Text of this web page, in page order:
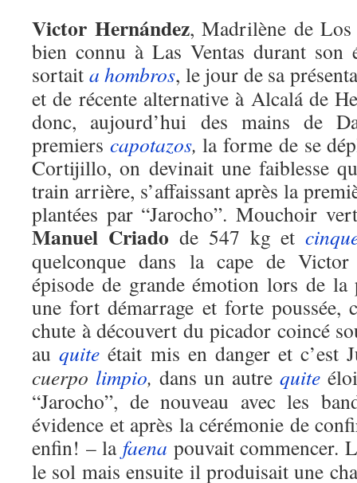
Victor Hernández, Madrilène de Los
bien connu à Las Ventas durant son
sortait a hombros, le jour de sa
et de récente alternative à Alcalá de
donc, aujourd’hui des mains de
premiers capotazos, la forme de se
Cortijillo, on devinait une faiblesse
train arrière, s’affaissant après la
plantées par “Jarocho”. Mouchoir
Manuel Criado de 547 kg et
quelconque dans la cape de
épisode de grande émotion lors de
une fort démarrage et forte poussée,
chute à découvert du picador coincé
auquite était mis en danger et c’est
cuerpo limpio, dans un autre quite
“Jarocho”, de nouveau avec les
évidence et après la cérémonie de
enfin! – la faena pouvait commencer.
le sol mais ensuite il produisait une